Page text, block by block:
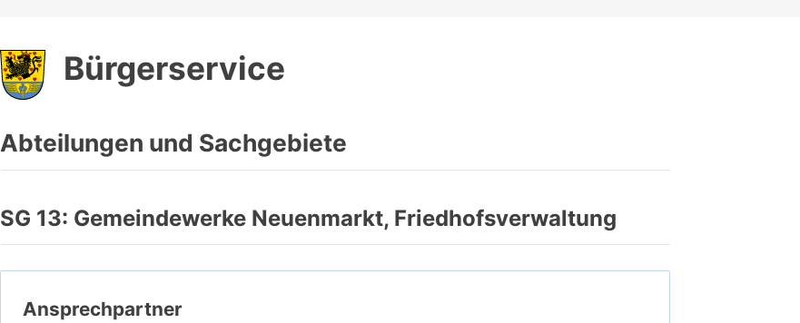
Bürgerservice
Abteilungen und Sachgebiete
SG 13: Gemeindewerke Neuenmarkt, Friedhofsverwaltung
Ansprechpartner